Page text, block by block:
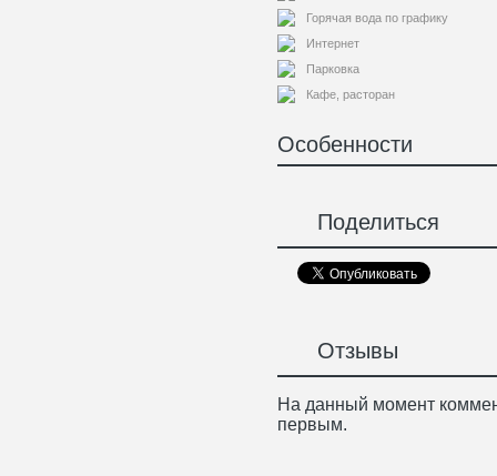
Горячая вода по графику
Интернет
Парковка
Кафе, расторан
Особенности
Поделиться
Отзывы
На данный момент
первым.